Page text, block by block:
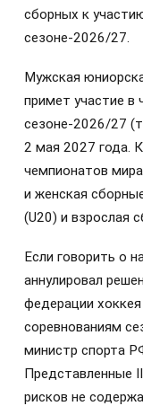
сборных к
сезоне‑2026/27.
Мужская
примет участие в
сезоне‑2026/27
2 мая 2027 года.
чемпионатов
и женская
(U20) и взрослая
Если говорить о
аннулировал
федерации
соревнованиям
министр спорта
Представленные
рисков не